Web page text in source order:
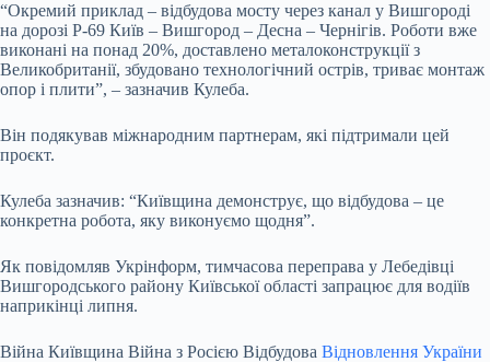
“Окремий приклад – відбудова мосту через канал у Вишгороді
на дорозі Р-69 Київ – Вишгород – Десна – Чернігів. Роботи вже
виконані на понад 20%, доставлено металоконструкції з
Великобританії, збудовано технологічний острів, триває монтаж
опор і плити”, – зазначив Кулеба.
Він подякував міжнародним партнерам, які підтримали цей
проєкт.
Кулеба зазначив: “Київщина демонструє, що відбудова – це
конкретна робота, яку виконуємо щодня”.
Як повідомляв Укрінформ, тимчасова переправа у Лебедівці
Вишгородського району Київської області запрацює для водіїв
наприкінці липня.
Війна Київщина Війна з Росією Відбудова Відновлення України